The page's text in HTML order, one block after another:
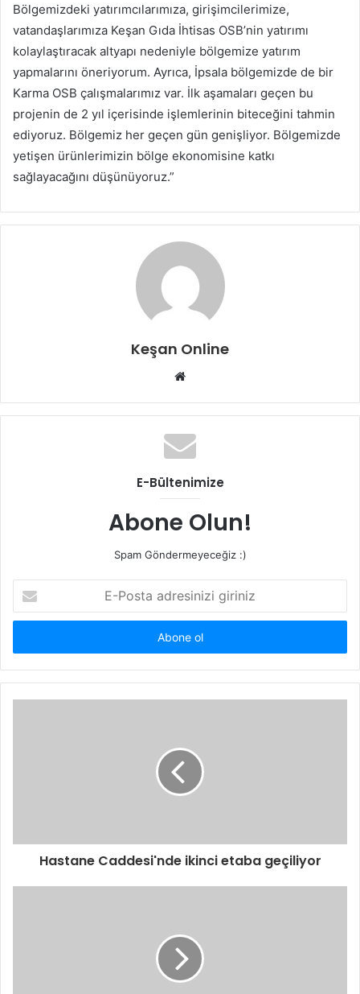
Bölgemizdeki yatırımcılarımıza, girişimcilerimize,
vatandaşlarımıza Keşan Gıda İhtisas OSB’nin yatırımı
kolaylaştıracak altyapı nedeniyle bölgemize yatırım
yapmalarını öneriyorum. Ayrıca, İpsala bölgemizde de bir
Karma OSB çalışmalarımız var. İlk aşamaları geçen bu
projenin de 2 yıl içerisinde işlemlerinin biteceğini tahmin
ediyoruz. Bölgemiz her geçen gün genişliyor. Bölgemizde
yetişen ürünlerimizin bölge ekonomisine katkı
sağlayacağını düşünüyoruz.”
Keşan Online
Web
E-Bültenimize
Abone Olun!
Spam Göndermeyeceğiz :)
Posta
adresinizi
Hastane Caddesi'nde ikinci etaba geçiliyor